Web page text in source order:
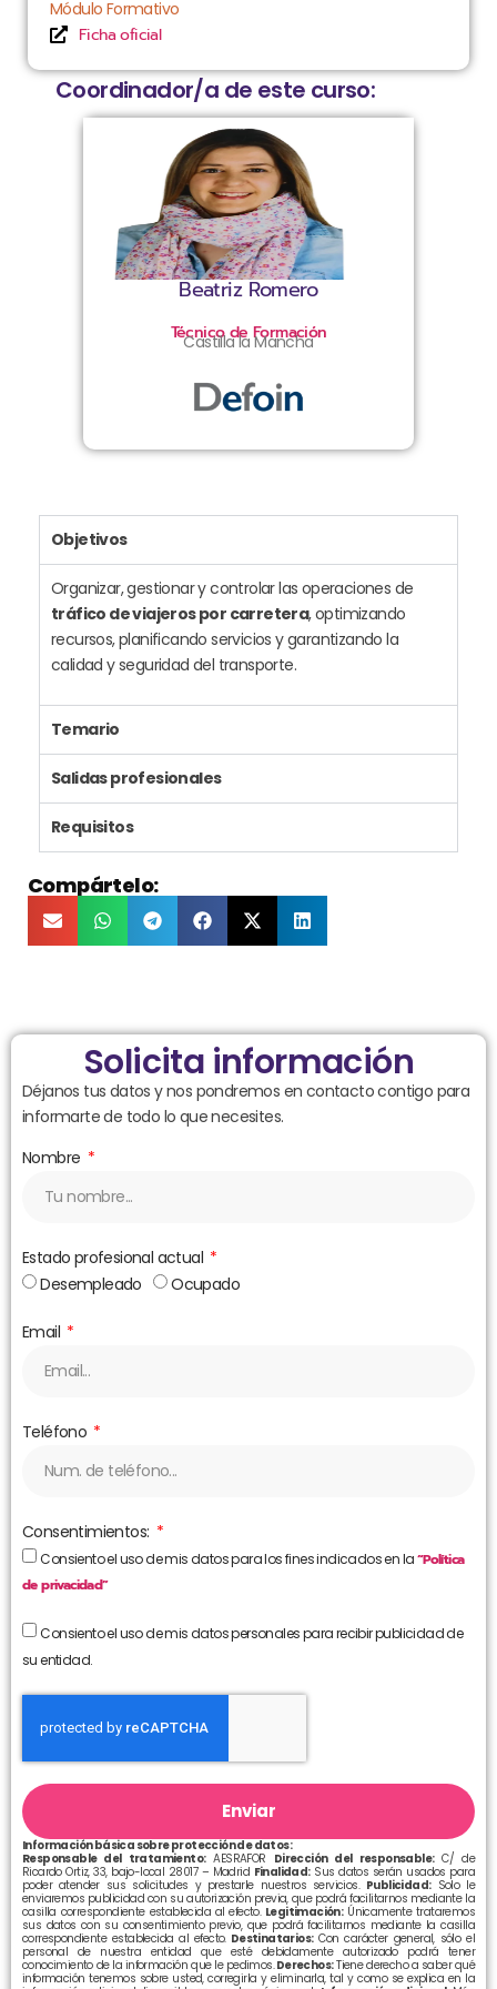
Módulo Formativo
Ficha oficial
Coordinador/a de este curso:
Beatriz Romero
Técnico de Formación
Castilla la Mancha
Objetivos
Organizar, gestionar y controlar las operaciones de
tráfico de viajeros por carretera, optimizando
recursos, planificando servicios y garantizando la
calidad y seguridad del transporte.
Temario
Salidas profesionales
Requisitos
Compártelo:
Solicita información
Déjanos tus datos y nos pondremos en contacto contigo para
informarte de todo lo que necesites.
Nombre
Estado profesional actual
Desempleado
Ocupado
Email
Teléfono
Consentimientos:
Consiento el uso de mis datos para los fines indicados en la“Política
de privacidad”
Consiento el uso de mis datos personales para recibir publicidad de
su entidad.
Enviar
Información básica sobre protección de datos:
Responsable del tratamiento:AESRAFOR Dirección del responsable:C/ de
Ricardo Ortiz, 33, bajo-local 28017 – Madrid Finalidad:Sus datos serán usados para
poder atender sus solicitudes y prestarle nuestros servicios. Publicidad:Solo le
enviaremos publicidad con su autorización previa, que podrá facilitarnos mediante la
casilla correspondiente establecida al efecto. Legitimación:Únicamente trataremos
sus datos con su consentimiento previo, que podrá facilitarnos mediante la casilla
correspondiente establecida al efecto.Destinatarios:Con carácter general, sólo el
personal de nuestra entidad que esté debidamente autorizado podrá tener
conocimiento de la información que le pedimos.Derechos:Tiene derecho a saber qué
información tenemos sobre usted, corregirla y eliminarla, tal y como se explica en la